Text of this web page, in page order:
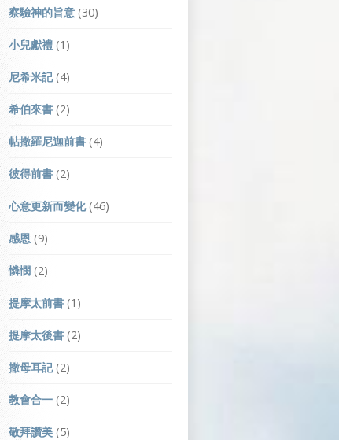
察驗神的旨意 (30)
小兒獻禮 (1)
尼希米記(4)
希伯來書 (2)
帖撒羅尼迦前書 (4)
彼得前書 (2)
心意更新而變化(46)
感恩 (9)
憐憫 (2)
提摩太前書 (1)
提摩太後書 (2)
撒母耳記(2)
教會合一 (2)
敬拜讚美 (5)